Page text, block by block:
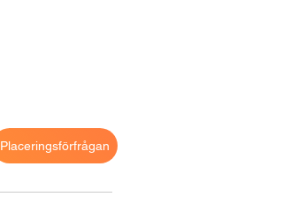
Placeringsförfrågan